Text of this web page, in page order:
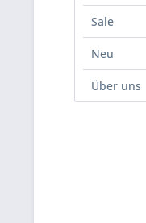
Sale
Neu
Über uns